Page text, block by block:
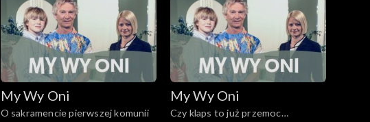
My Wy Oni
O sakramencie pierwszej komunii
My Wy Oni
Czy klaps to już przemoc